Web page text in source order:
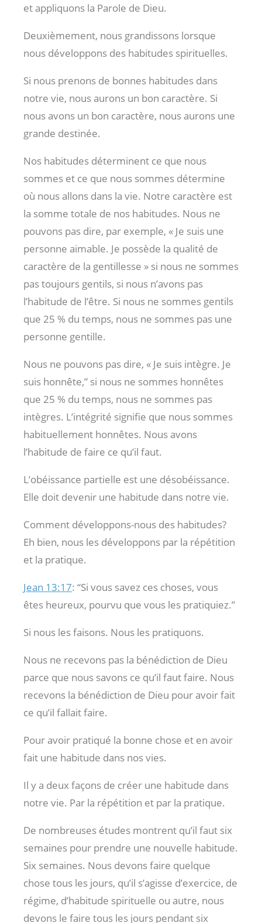
et appliquons la Parole de Dieu.
Deuxièmement, nous grandissons lorsque
nous développons des habitudes spirituelles.
Si nous prenons de bonnes habitudes dans
notre vie, nous aurons un bon caractère. Si
nous avons un bon caractère, nous aurons une
grande destinée.
Nos habitudes déterminent ce que nous
sommes et ce que nous sommes détermine
où nous allons dans la vie. Notre caractère est
la somme totale de nos habitudes. Nous ne
pouvons pas dire, par exemple, « Je suis une
personne aimable. Je possède la qualité de
caractère de la gentillesse » si nous ne sommes
pas toujours gentils, si nous n’avons pas
l’habitude de l’être. Si nous ne sommes gentils
que 25 % du temps, nous ne sommes pas une
personne gentille.
Nous ne pouvons pas dire, « Je suis intègre. Je
suis honnête,” si nous ne sommes honnêtes
que 25 % du temps, nous ne sommes pas
intègres. L’intégrité signifie que nous sommes
habituellement honnêtes. Nous avons
l’habitude de faire ce qu’il faut.
L’obéissance partielle est une désobéissance.
Elle doit devenir une habitude dans notre vie.
Comment développons-nous des habitudes?
Eh bien, nous les développons par la répétition
et la pratique.
Jean 13:17: “Si vous savez ces choses, vous
êtes heureux, pourvu que vous les pratiquiez.”
Si nous les faisons. Nous les pratiquons.
Nous ne recevons pas la bénédiction de Dieu
parce que nous savons ce qu’il faut faire. Nous
recevons la bénédiction de Dieu pour avoir fait
ce qu’il fallait faire.
Pour avoir pratiqué la bonne chose et en avoir
fait une habitude dans nos vies.
Il y a deux façons de créer une habitude dans
notre vie. Par la répétition et par la pratique.
De nombreuses études montrent qu’il faut six
semaines pour prendre une nouvelle habitude.
Six semaines. Nous devons faire quelque
chose tous les jours, qu’il s’agisse d’exercice, de
régime, d’habitude spirituelle ou autre, nous
devons le faire tous les jours pendant six